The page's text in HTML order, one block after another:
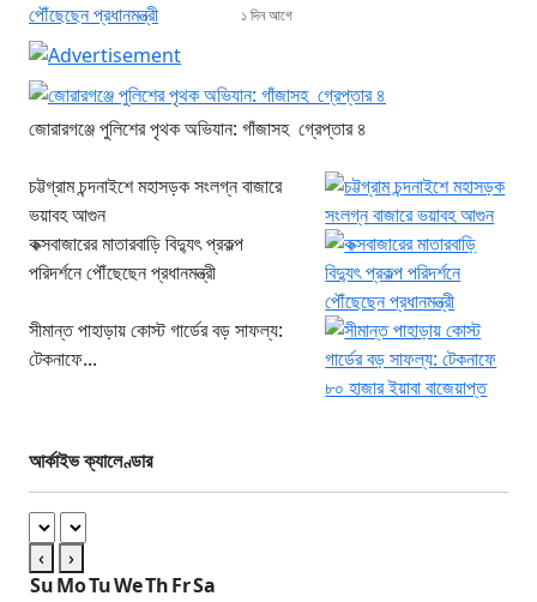
১ দিন আগে
জোরারগঞ্জে পুলিশের পৃথক অভিযান: গাঁজাসহ গ্রেপ্তার ৪
চট্টগ্রাম চন্দনাইশে মহাসড়ক সংলগ্ন বাজারে
ভয়াবহ আগুন
কক্সবাজারের মাতারবাড়ি বিদ্যুৎ প্রকল্প
পরিদর্শনে পৌঁছেছেন প্রধানমন্ত্রী
সীমান্ত পাহাড়ায় কোস্ট গার্ডের বড় সাফল্য:
টেকনাফে...
আর্কাইভ ক্যালেণ্ডার
‹
›
SuMoTuWeThFrSa